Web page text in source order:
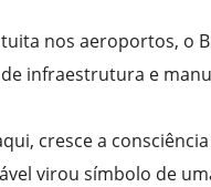
nos aeroportos, o
infraestrutura e
cresce a
virou símbolo de